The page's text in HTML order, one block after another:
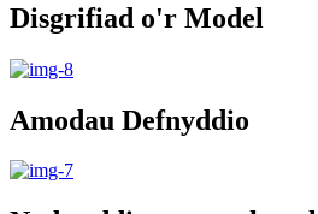
Disgrifiad o'r Model
Amodau Defnyddio